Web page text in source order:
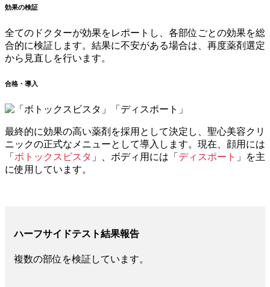
効果の検証
全てのドクターが効果をレポートし、各部位ごとの効果を総
合的に検証します。結果に不安がある場合は、再度薬剤選定
から見直しを行います。
合格・導入
最終的に効果の高い薬剤を採用として決定し、聖心美容クリ
ニックの正式なメニューとして導入します。現在、顔用には
「 ボトックスビスタ 」、ボディ用には「 ディスポート 」を主
に使用しています。
ハーフサイドテスト結果報告
複数の部位を検証しています。